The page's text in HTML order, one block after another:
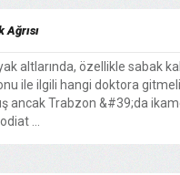
Ağrısı
altlarında, özellikle sabak
ile ilgili hangi doktora
ancak Trabzon &#39;da
...